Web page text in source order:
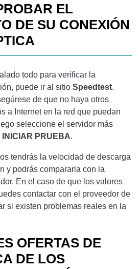
EL
DE SU CONEXIÓN
todo para verificar la
puede ir al sitio Speedtest.
de que no haya otros
a Internet en la red que puedan
seleccione el servidor más
INICIAR PRUEBA.
tendrás la velocidad de descarga
y podrás compararla con la
En el caso de que los valores
contactar con el proveedor de
si existen problemas reales en la
OFERTAS DE
DE LOS